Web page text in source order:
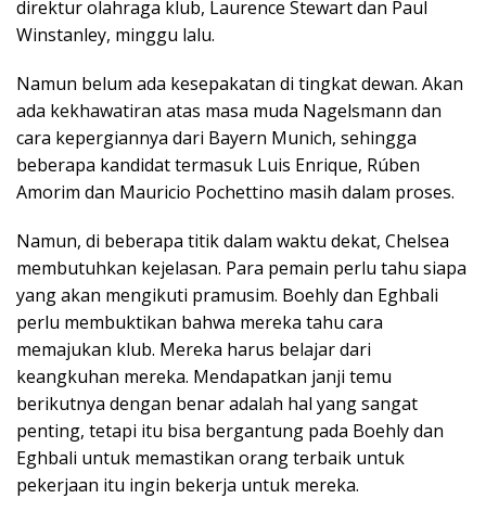
direktur olahraga klub, Laurence Stewart dan Paul
Winstanley, minggu lalu.
Namun belum ada kesepakatan di tingkat dewan. Akan
ada kekhawatiran atas masa muda Nagelsmann dan
cara kepergiannya dari Bayern Munich, sehingga
beberapa kandidat termasuk Luis Enrique, Rúben
Amorim dan Mauricio Pochettino masih dalam proses.
Namun, di beberapa titik dalam waktu dekat, Chelsea
membutuhkan kejelasan. Para pemain perlu tahu siapa
yang akan mengikuti pramusim. Boehly dan Eghbali
perlu membuktikan bahwa mereka tahu cara
memajukan klub. Mereka harus belajar dari
keangkuhan mereka. Mendapatkan janji temu
berikutnya dengan benar adalah hal yang sangat
penting, tetapi itu bisa bergantung pada Boehly dan
Eghbali untuk memastikan orang terbaik untuk
pekerjaan itu ingin bekerja untuk mereka.